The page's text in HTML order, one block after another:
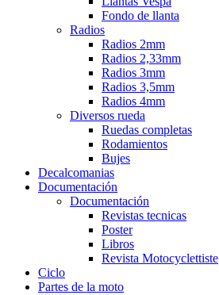
Fondo de llanta
Radios
Radios 2mm
Radios 2,33mm
Radios 3mm
Radios 3,5mm
Radios 4mm
Diversos rueda
Ruedas completas
Rodamientos
Bujes
Decalcomanias
Documentación
Documentación
Revistas tecnicas
Poster
Libros
Revista Motocyclettiste
Ciclo
Partes de la moto